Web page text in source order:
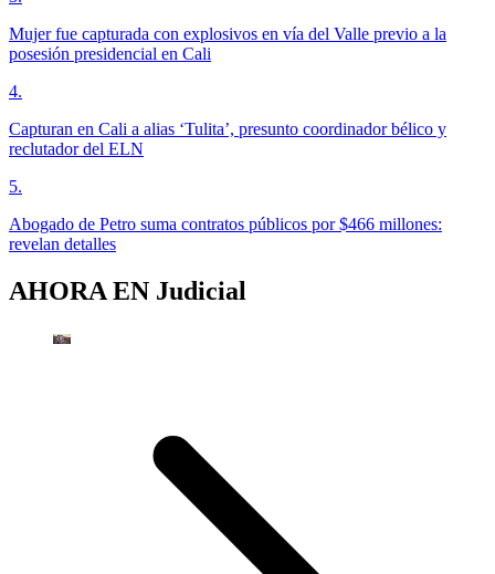
Mujer fue capturada con explosivos en vía del Valle previo a la
posesión presidencial en Cali
4.
Capturan en Cali a alias ‘Tulita’, presunto coordinador bélico y
reclutador del ELN
5.
Abogado de Petro suma contratos públicos por $466 millones:
revelan detalles
AHORA EN Judicial